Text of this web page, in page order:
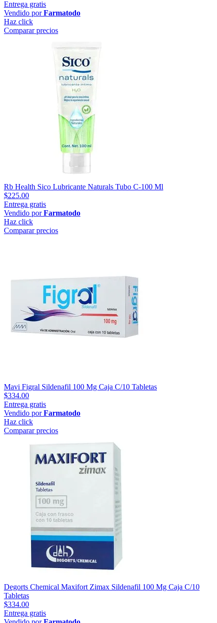
Entrega gratis
Vendido porFarmatodo
Haz click
Comparar precios
Rb Health Sico Lubricante Naturals Tubo C-100 Ml
$225.00
Entrega gratis
Vendido porFarmatodo
Haz click
Comparar precios
Mavi Figral Sildenafil 100 Mg Caja C/10 Tabletas
$334.00
Entrega gratis
Vendido porFarmatodo
Haz click
Comparar precios
Degorts Chemical Maxifort Zimax Sildenafil 100 Mg Caja C/10
Tabletas
$334.00
Entrega gratis